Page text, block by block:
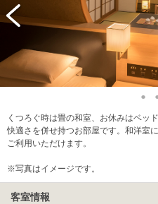
くつろぐ時は畳の和室、お休みはベッ
快適さを併せ持つお部屋です。和洋室
ご利用いただけます。
※写真はイメージです。
客室情報